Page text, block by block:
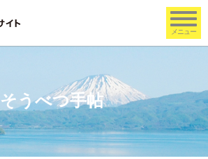
そうべつ手帖